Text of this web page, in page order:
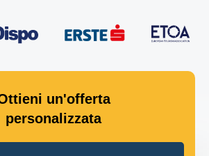
un'offerta
personalizzata